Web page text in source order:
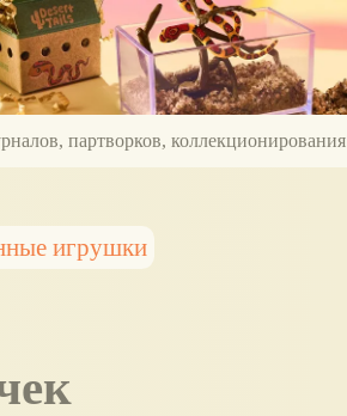
партворков, коллекционирования
игрушки